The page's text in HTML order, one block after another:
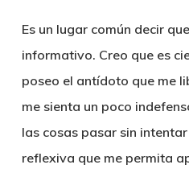
Es un lugar común decir
informativo. Creo que es
poseo el antídoto que me
me sienta un poco
las cosas pasar sin
reflexiva que me permita